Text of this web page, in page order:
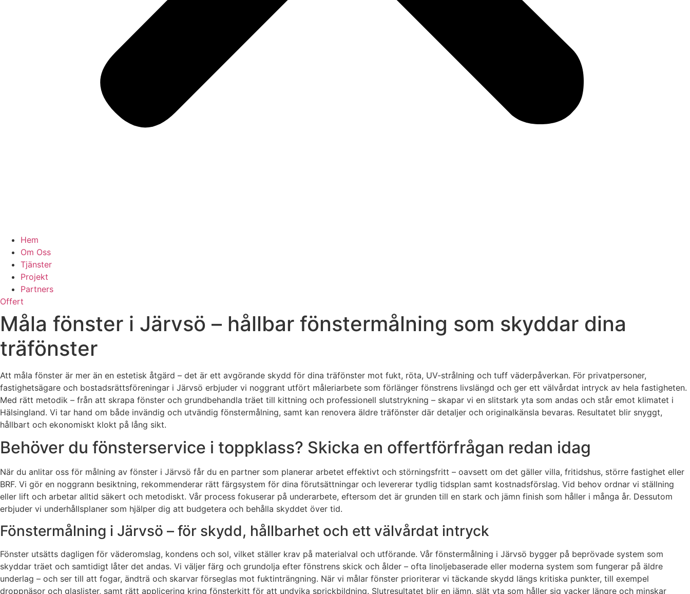
Hem
Om Oss
Tjänster
Projekt
Partners
Offert
Måla fönster i Järvsö – hållbar fönstermålning som skyddar dina
träfönster
Att måla fönster är mer än en estetisk åtgärd – det är ett avgörande skydd för dina träfönster mot fukt, röta, UV-strålning och tuff väderpåverkan. För privatpersoner,
fastighetsägare och bostadsrättsföreningar i Järvsö erbjuder vi noggrant utfört måleriarbete som förlänger fönstrens livslängd och ger ett välvårdat intryck av hela fastigheten.
Med rätt metodik – från att skrapa fönster och grundbehandla träet till kittning och professionell slutstrykning – skapar vi en slitstark yta som andas och står emot klimatet i
Hälsingland. Vi tar hand om både invändig och utvändig fönstermålning, samt kan renovera äldre träfönster där detaljer och originalkänsla bevaras. Resultatet blir snyggt,
hållbart och ekonomiskt klokt på lång sikt.
Behöver du fönsterservice i toppklass? Skicka en offertförfrågan redan idag
När du anlitar oss för målning av fönster i Järvsö får du en partner som planerar arbetet effektivt och störningsfritt – oavsett om det gäller villa, fritidshus, större fastighet eller
BRF. Vi gör en noggrann besiktning, rekommenderar rätt färgsystem för dina förutsättningar och levererar tydlig tidsplan samt kostnadsförslag. Vid behov ordnar vi ställning
eller lift och arbetar alltid säkert och metodiskt. Vår process fokuserar på underarbete, eftersom det är grunden till en stark och jämn finish som håller i många år. Dessutom
erbjuder vi underhållsplaner som hjälper dig att budgetera och behålla skyddet över tid.
Fönstermålning i Järvsö – för skydd, hållbarhet och ett välvårdat intryck
Fönster utsätts dagligen för väderomslag, kondens och sol, vilket ställer krav på materialval och utförande. Vår fönstermålning i Järvsö bygger på beprövade system som
skyddar träet och samtidigt låter det andas. Vi väljer färg och grundolja efter fönstrens skick och ålder – ofta linoljebaserade eller moderna system som fungerar på äldre
underlag – och ser till att fogar, ändträ och skarvar förseglas mot fuktinträngning. När vi målar fönster prioriterar vi täckande skydd längs kritiska punkter, till exempel
droppnäsor och glaslister, samt rätt applicering kring fönsterkitt för att undvika sprickbildning. Slutresultatet blir en jämn, slät yta som håller sig vacker längre och minskar